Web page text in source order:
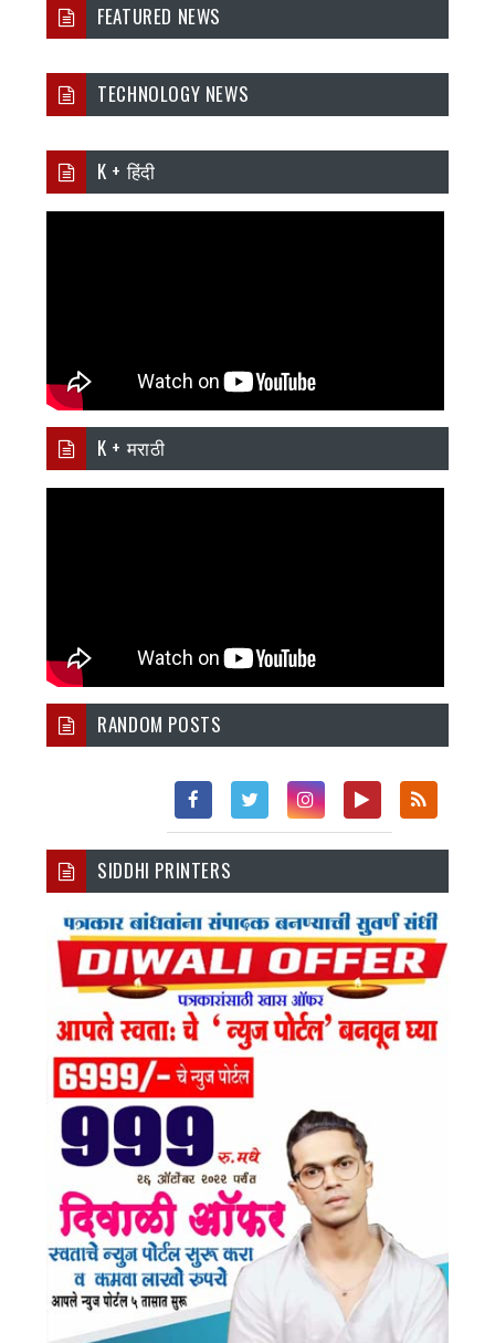
FEATURED NEWS
TECHNOLOGY NEWS
K + हिंदी
K + मराठी
RANDOM POSTS
Fac
Ebo
Ok
Twi
Inst
Am
You
E
SIDDHI PRINTERS